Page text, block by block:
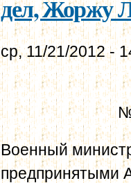
дел, Жоржу
ср, 11/21/2012 -
Военный
предпринятыми